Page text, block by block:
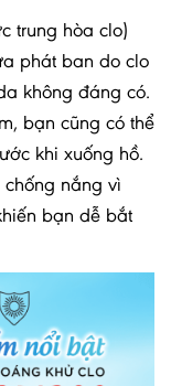
trung hòa clo)
phát ban do clo
không đáng có.
bạn cũng có thể
khi xuống hồ.
nắng vì
bạn dễ bắt